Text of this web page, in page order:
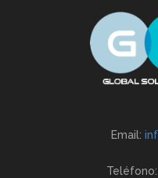
Email:
Teléfono: